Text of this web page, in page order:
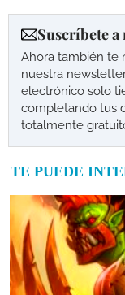
Suscríbete
Ahora también te
nuestra
electrónico solo
completando tus
totalmente
TE PUEDE